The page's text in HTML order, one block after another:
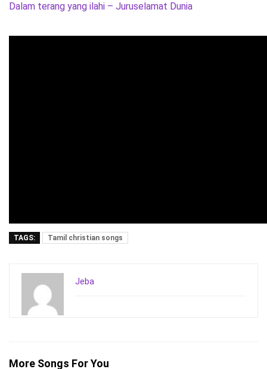
Dalam terang yang ilahi – Juruselamat Dunia
TAGS: Tamil christian songs
Jeba
More Songs For You